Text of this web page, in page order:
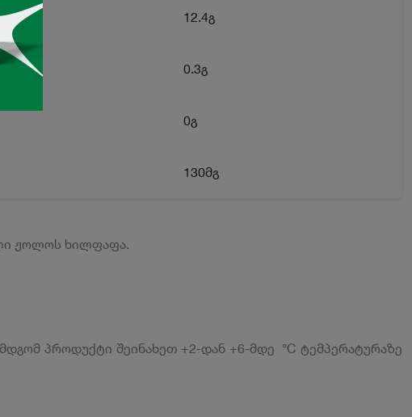
12.4გ
0.3გ
0გ
130მგ
ჟოლოს ხილფაფა.
პროდუქტი შეინახეთ +2-დან +6-მდე °С ტემპერატურაზე